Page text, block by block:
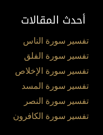
أحدث المقالات
تفسير سورة الناس
تفسير سورة الفلق
تفسير سورة الإخلاص
تفسير سورة المسد
تفسير سورة النصر
تفسير سورة الكافرون